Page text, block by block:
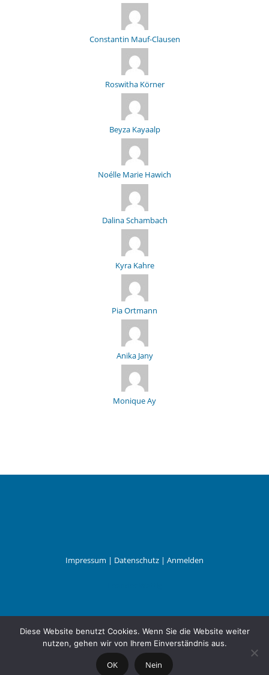
Constantin Mauf-Clausen
Roswitha Körner
Beyza Kayaalp
Noélle Marie Hawich
Dalina Schambach
Kyra Kahre
Pia Ortmann
Anika Jany
Monique Ay
Impressum | Datenschutz | Anmelden
Diese Website benutzt Cookies. Wenn Sie die Website weiter
nutzen, gehen wir von Ihrem Einverständnis aus.
OK Nein